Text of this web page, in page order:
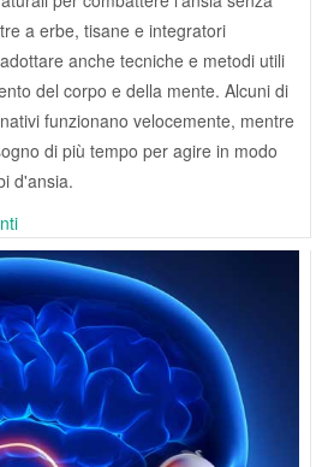
a erbe, tisane e integratori
anche tecniche e metodi utili
del corpo e della mente. Alcuni di
funzionano velocemente, mentre
di più tempo per agire in modo
d'ansia.